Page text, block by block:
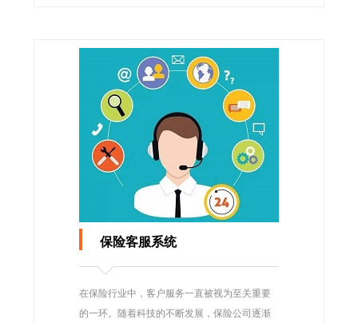
保险客服系统
在保险行业中，客户服务一直被视为至关重要
的一环。随着科技的不断发展，保险公司逐渐